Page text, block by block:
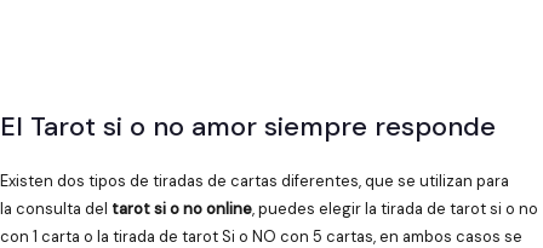
El Tarot si o no amor siempre responde
Existen dos tipos de tiradas de cartas diferentes, que se utilizan para
la consulta del tarot si o no online, puedes elegir la tirada de tarot si o no
con 1 carta o la tirada de tarot Si o NO con 5 cartas, en ambos casos se